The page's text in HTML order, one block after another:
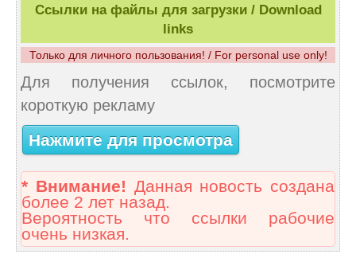
Ссылки на файлы для загрузки / Download
links
Только для личного пользования! / For personal use only!
Для получения ссылок, посмотрите
короткую рекламу
Нажмите для просмотра
* Внимание! Данная новость создана
более 2 лет назад.
Вероятность что ссылки рабочие
очень низкая.